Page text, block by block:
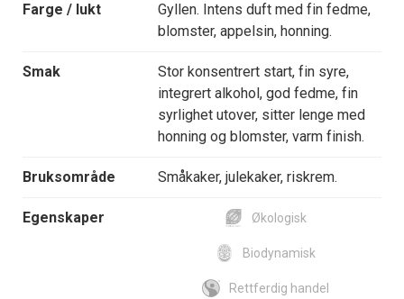
Farge / lukt
Gyllen. Intens duft med fin fedme,
blomster, appelsin, honning.
Smak
Stor konsentrert start, fin syre,
integrert alkohol, god fedme, fin
syrlighet utover, sitter lenge med
honning og blomster, varm finish.
Bruksområde Småkaker, julekaker, riskrem.
Egenskaper Økologisk
Biodynamisk
Rettferdig handel